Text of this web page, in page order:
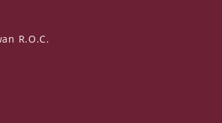
R.O.C.